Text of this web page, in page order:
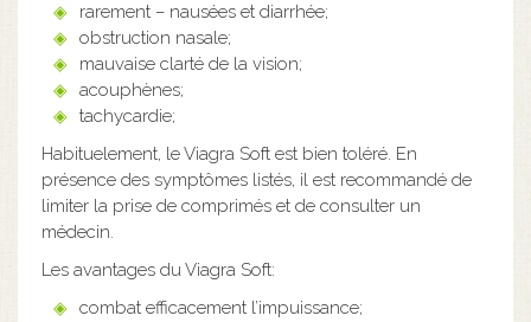
rarement – nausées et diarrhée;
obstruction nasale;
mauvaise clarté de la vision;
acouphènes;
tachycardie;
Habituelement, le Viagra Soft est bien toléré. En
présence des symptômes listés, il est recommandé de
limiter la prise de comprimés et de consulter un
médecin.
Les avantages du Viagra Soft:
combat efficacement l’impuissance;